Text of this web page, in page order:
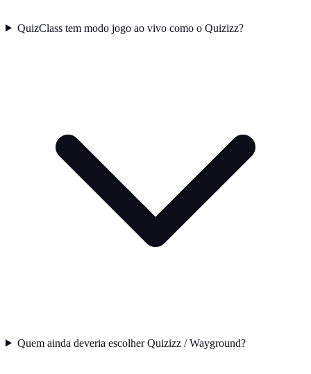
QuizClass tem modo jogo ao vivo como o Quizizz?
Quem ainda deveria escolher Quizizz / Wayground?